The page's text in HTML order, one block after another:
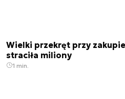
Wielki przekręt przy
straciła miliony
1 min.